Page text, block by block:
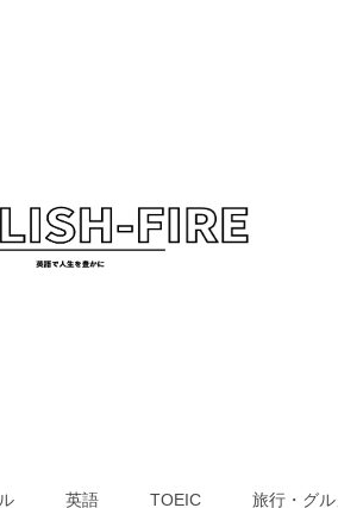
英語 TOEIC 旅行・グ